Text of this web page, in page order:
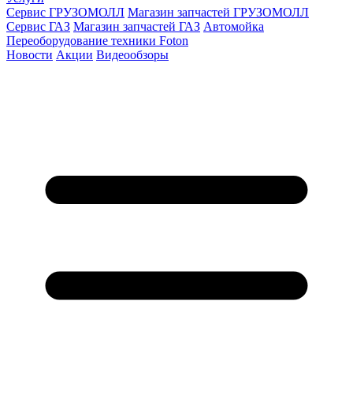
Сервис ГРУЗОМОЛЛ Магазин запчастей ГРУЗОМОЛЛ
Сервис ГАЗ Магазин запчастей ГАЗ Автомойка
Переоборудование техники Foton
Новости Акции Видеообзоры